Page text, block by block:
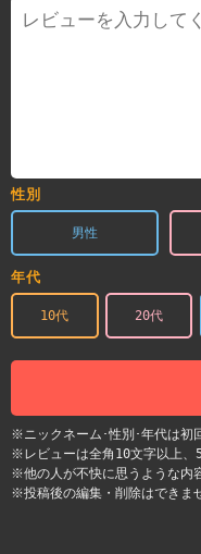
性別
男性
年代
10代 20代
※ニックネーム･性別･年代は初
※レビューは全角10文字以上、
※他の人が不快に思うような内
※投稿後の編集・削除はできま